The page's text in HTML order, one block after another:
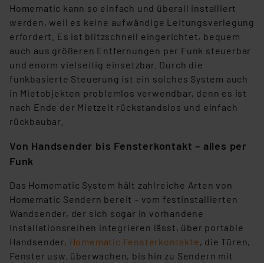
Homematic kann so einfach und überall installiert
werden, weil es keine aufwändige Leitungsverlegung
erfordert. Es ist blitzschnell eingerichtet, bequem
auch aus größeren Entfernungen per Funk steuerbar
und enorm vielseitig einsetzbar. Durch die
funkbasierte Steuerung ist ein solches System auch
in Mietobjekten problemlos verwendbar, denn es ist
nach Ende der Mietzeit rückstandslos und einfach
rückbaubar.
Von Handsender bis Fensterkontakt – alles per
Funk
Das Homematic System hält zahlreiche Arten von
Homematic Sendern bereit – vom festinstallierten
Wandsender, der sich sogar in vorhandene
Installationsreihen integrieren lässt, über portable
Handsender, Homematic Fensterkontakte , die Türen,
Fenster usw. überwachen, bis hin zu Sendern mit